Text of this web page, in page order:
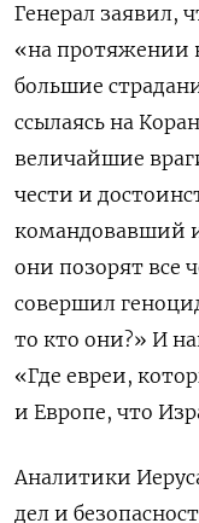
Генерал заявил,
«на протяжении
большие
ссылаясь на
величайшие
чести и
командовавший
они позорят все
совершил
то кто они?» И
«Где евреи,
и Европе, что
Аналитики
дел и